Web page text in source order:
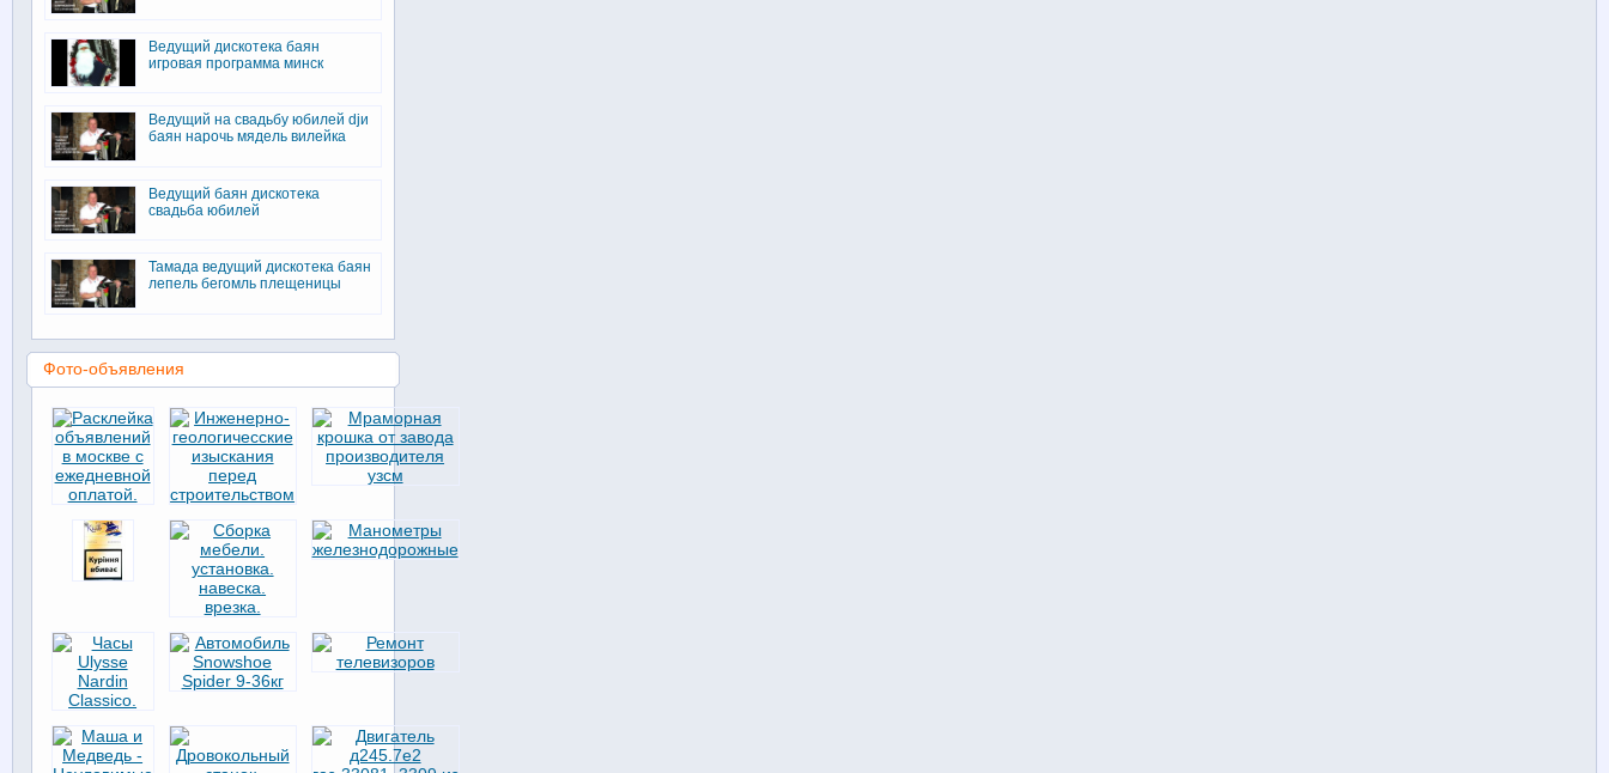
Ведущий дискотека баян
игровая программа минск
Ведущий на свадьбу юбилей djи
баян нарочь мядель вилейка
Ведущий баян дискотека
свадьба юбилей
Тамада ведущий дискотека баян
лепель бегомль плещеницы
Фото-объявления